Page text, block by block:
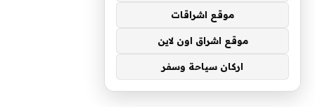
موقع اشراقات
موقع اشراق اون لاين
اركان سياحة وسفر